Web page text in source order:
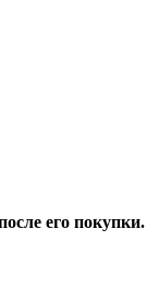
его покупки.